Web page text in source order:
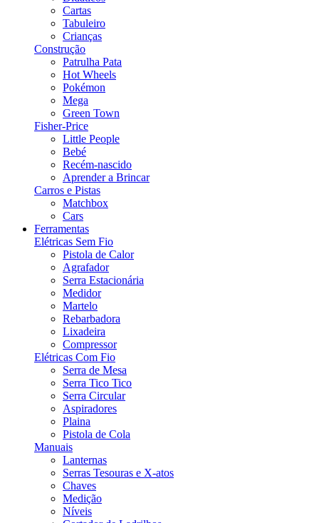
Cartas
Tabuleiro
Crianças
Construção
Patrulha Pata
Hot Wheels
Pokémon
Mega
Green Town
Fisher-Price
Little People
Bebé
Recém-nascido
Aprender a Brincar
Carros e Pistas
Matchbox
Cars
Ferramentas
Elétricas Sem Fio
Pistola de Calor
Agrafador
Serra Estacionária
Medidor
Martelo
Rebarbadora
Lixadeira
Compressor
Elétricas Com Fio
Serra de Mesa
Serra Tico Tico
Serra Circular
Aspiradores
Plaina
Pistola de Cola
Manuais
Lanternas
Serras Tesouras e X-atos
Chaves
Medição
Níveis